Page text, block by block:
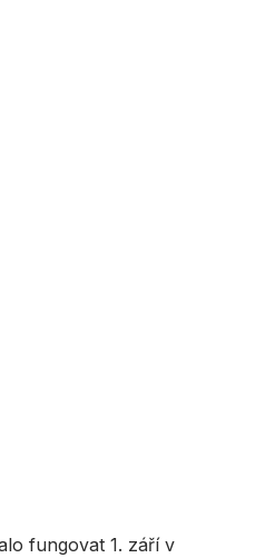
fungovat 1. září v